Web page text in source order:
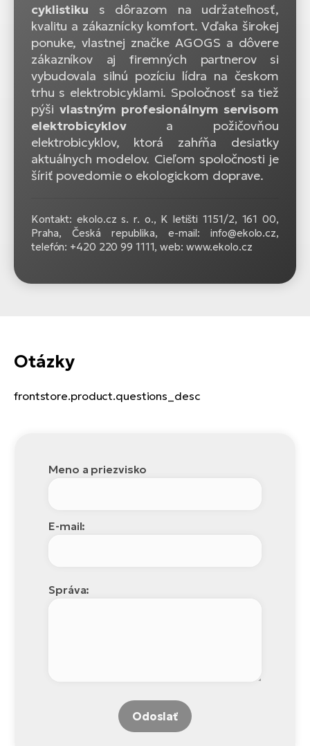
cyklistiku s dôrazom na udržateľnosť,
kvalitu a zákaznícky komfort. Vďaka širokej
ponuke, vlastnej značke AGOGS a dôvere
zákazníkov aj firemných partnerov si
vybudovala silnú pozíciu lídra na českom
trhu s elektrobicyklami. Spoločnosť sa tiež
pýši vlastným profesionálnym servisom
elektrobicyklova požičovňou
elektrobicyklov, ktorá zahŕňa desiatky
aktuálnych modelov. Cieľom spoločnosti je
šíriť povedomie o ekologickom doprave.
Kontakt: ekolo.cz s. r. o., K letišti 1151/2, 161 00,
Praha, Česká republika, e-mail: info@ekolo.cz,
telefón: +420 220 99 1111, web: www.ekolo.cz
Otázky
frontstore.product.questions_desc
Meno a priezvisko
E-mail:
Správa:
Odoslať